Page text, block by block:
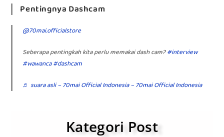
Pentingnya Dashcam
@70mai.officialstore
Seberapa pentingkah kita perlu memakai dash cam?#interview
#wawanca#dashcam
♬ suara asli – 70mai Official Indonesia – 70mai Official Indonesia
Kategori Post